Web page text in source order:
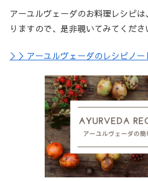
アーユルヴェーダのお料理レシピ
りますので、是非覗いてみてくださ
＞＞アーユルヴェーダのレシピノー